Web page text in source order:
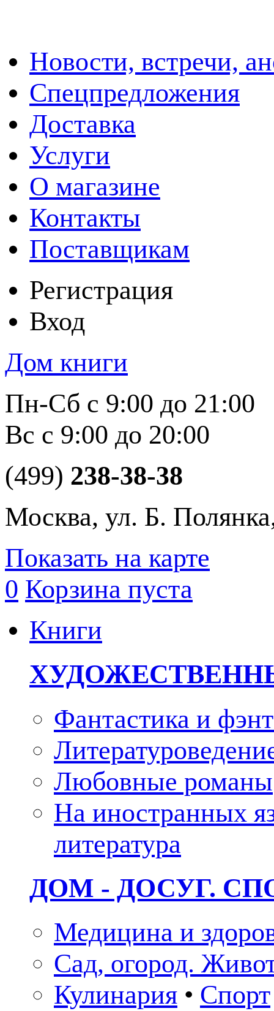
Новости, встречи,
Спецпредложения
Доставка
Услуги
О магазине
Контакты
Поставщикам
Регистрация
Вход
Дом книги
Пн-Сб с 9:00 до 21:00
Вс с 9:00 до 20:00
(499) 238-38-38
Москва, ул. Б.
Показать на карте
0 Корзина пуста
Книги
Фантастика и
Любовные романы
На иностранных
литература
ДОМ - ДОСУГ.
Медицина и
Сад, огород.
Кулинария • Спорт